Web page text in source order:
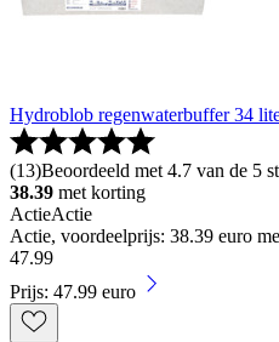
Hydroblob regenwaterbuffer 34
(13)Beoordeeld met 4.7 van de 5
38.39 met korting
ActieActie
Actie, voordeelprijs: 38.39 euro
47.99
Prijs: 47.99 euro